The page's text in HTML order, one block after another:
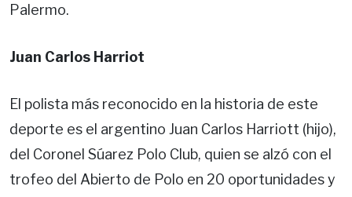
Palermo.
Juan Carlos Harriot
El polista más reconocido en la historia de este
deporte es el argentino Juan Carlos Harriott (hijo),
del Coronel Súarez Polo Club, quien se alzó con el
trofeo del Abierto de Polo en 20 oportunidades y